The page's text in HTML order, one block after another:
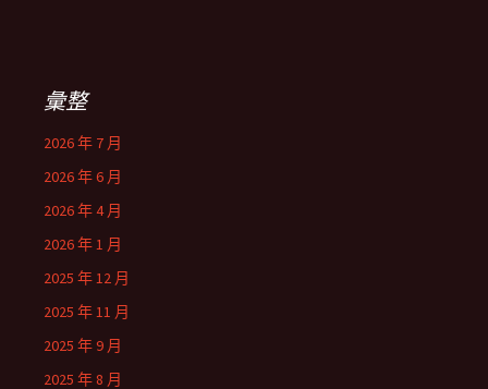
彙整
2026 年 7 月
2026 年 6 月
2026 年 4 月
2026 年 1 月
2025 年 12 月
2025 年 11 月
2025 年 9 月
2025 年 8 月